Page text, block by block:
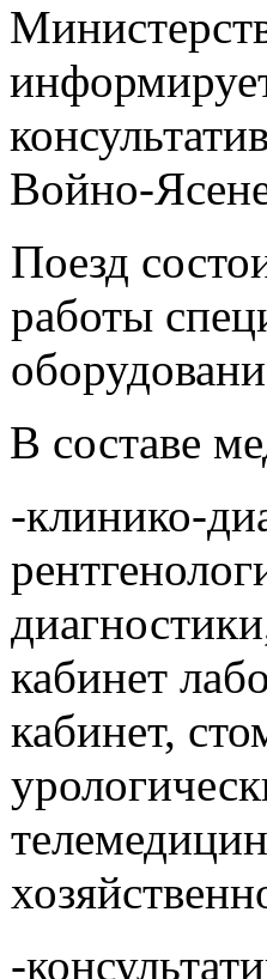
Войно-
Поезд
работы
В составе
-клинико-
кабинет
кабинет,
-